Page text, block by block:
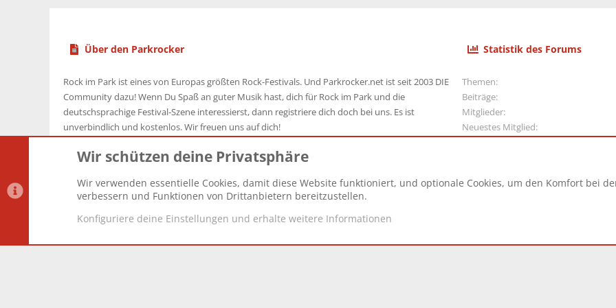
Über den Parkrocker
Rock im Park ist eines von Europas größten Rock-Festivals. Und Parkrocker.net ist seit 2003 DIE
Community dazu! Wenn Du Spaß an guter Musik hast, dich für Rock im Park und die
deutschsprachige Festival-Szene interessierst, dann registriere dich doch bei uns. Es ist
unverbindlich und kostenlos. Wir freuen uns auf dich!
Statistik des Forums
Themen
Beiträge
Mitglieder
Neuestes Mitglied
Datenschutz-Einstellungen PR Light Deutsch [Du]
Wir schützen deine Privatsphäre
Wir verwenden essentielle Cookies, damit diese Website funktioniert, und optionale Cookies, um den Komfort bei
verbessern und Funktionen von Drittanbietern bereitzustellen.
Konfiguriere deine Einstellungen und erhalte weitere Informationen